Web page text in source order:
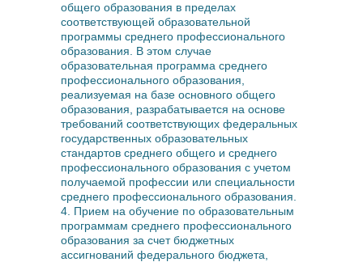
общего образования в пределах
соответствующей образовательной
программы среднего профессионального
образования. В этом случае
образовательная программа среднего
профессионального образования,
реализуемая на базе основного общего
образования, разрабатывается на основе
требований соответствующих федеральных
государственных образовательных
стандартов среднего общего и среднего
профессионального образования с учетом
получаемой профессии или специальности
среднего профессионального образования.
4. Прием на обучение по образовательным
программам среднего профессионального
образования за счет бюджетных
ассигнований федерального бюджета,